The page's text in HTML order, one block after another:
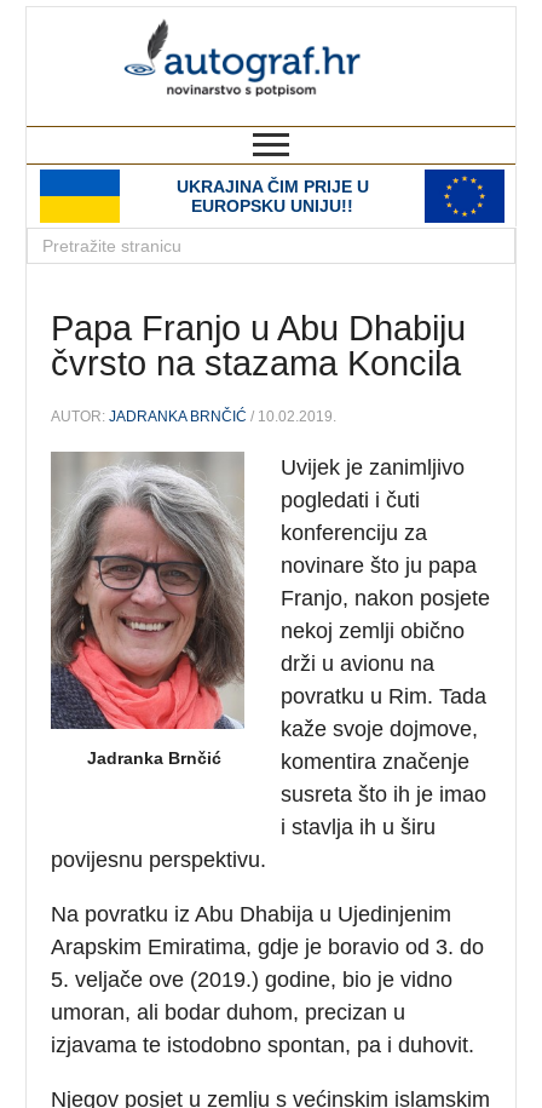
UKRAJINA ČIM PRIJE U
EUROPSKU UNIJU!!
Papa Franjo u Abu Dhabiju
čvrsto na stazama Koncila
AUTOR:JADRANKA BRNČIĆ / 10.02.2019.
Jadranka Brnčić
Uvijek je zanimljivo
pogledati i čuti
konferenciju za
novinare što ju papa
Franjo, nakon posjete
nekoj zemlji obično
drži u avionu na
povratku u Rim. Tada
kaže svoje dojmove,
komentira značenje
susreta što ih je imao
i stavlja ih u širu
povijesnu perspektivu.
Na povratku iz Abu Dhabija u Ujedinjenim
Arapskim Emiratima, gdje je boravio od 3. do
5. veljače ove (2019.) godine, bio je vidno
umoran, ali bodar duhom, precizan u
izjavama te istodobno spontan, pa i duhovit.
Njegov posjet u zemlju s većinskim islamskim